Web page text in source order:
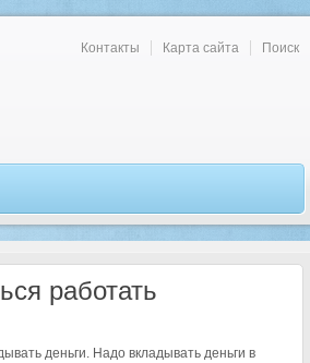
Контакты Карта сайта Поиск
работать
деньги. Надо вкладывать деньги в